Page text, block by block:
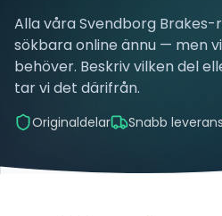
Alla våraSvendborg Brakes-
sökbara online ännu — men
behöver. Beskriv vilken del
tar vi det därifrån.
Originaldelar Snabb leverans